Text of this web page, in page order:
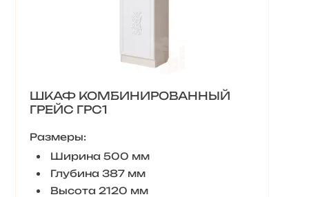
ШКАФ КОМБИНИРОВАННЫЙ
ГРЕЙС ГРС1
Размеры:
Ширина 500 мм
Глубина 387 мм
Высота 2120 мм